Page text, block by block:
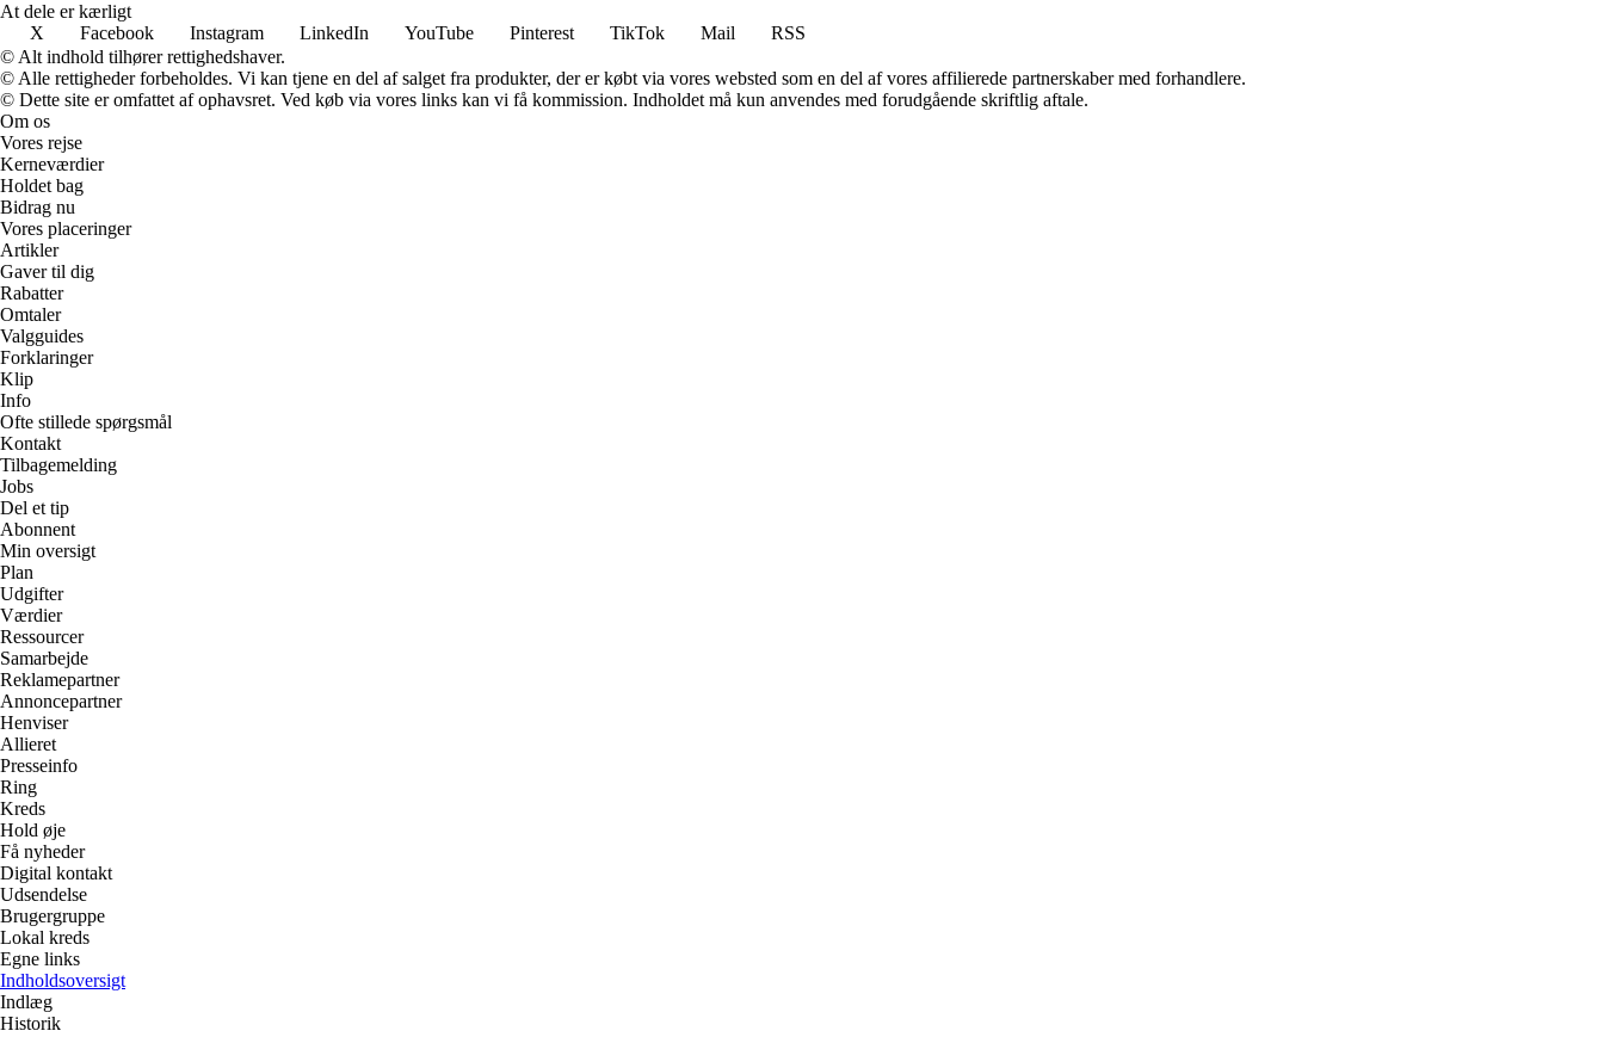
At dele er kærligt
X
Facebook Instagram LinkedIn YouTube Pinterest TikTok Mail
RSS
© Alt indhold tilhører rettighedshaver.
© Alle rettigheder forbeholdes. Vi kan tjene en del af salget fra produkter, der er købt via vores websted som en del af vores affilierede partnerskaber med forhandlere.
© Dette site er omfattet af ophavsret. Ved køb via vores links kan vi få kommission. Indholdet må kun anvendes med forudgående skriftlig aftale.
Om os
Vores rejse
Kerneværdier
Holdet bag
Bidrag nu
Vores placeringer
Artikler
Gaver til dig
Rabatter
Omtaler
Valgguides
Forklaringer
Klip
Info
Ofte stillede spørgsmål
Kontakt
Tilbagemelding
Jobs
Del et tip
Abonnent
Min oversigt
Plan
Udgifter
Værdier
Ressourcer
Samarbejde
Reklamepartner
Annoncepartner
Henviser
Allieret
Presseinfo
Ring
Kreds
Hold øje
Få nyheder
Digital kontakt
Udsendelse
Brugergruppe
Lokal kreds
Egne links
Indholdsoversigt
Indlæg
Historik